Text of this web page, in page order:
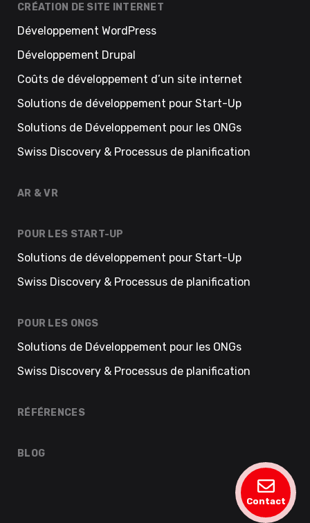
Contact
CRÉATION DE SITE INTERNET
Développement WordPress
Développement Drupal
Coûts de développement d’un site internet
Solutions de développement pour Start-Up
Solutions de Développement pour les ONGs
Swiss Discovery & Processus de planification
AR & VR
POUR LES START-UP
Solutions de développement pour Start-Up
Swiss Discovery & Processus de planification
POUR LES ONGS
Solutions de Développement pour les ONGs
Swiss Discovery & Processus de planification
RÉFÉRENCES
BLOG